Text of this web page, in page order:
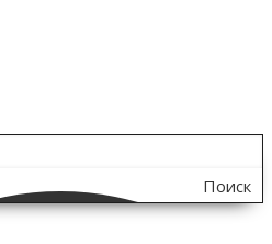
Поиск
по